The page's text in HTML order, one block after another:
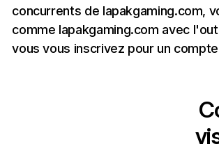
concurrents de lapakgaming.com,
comme lapakgaming.com avec
vous vous inscrivez pour un